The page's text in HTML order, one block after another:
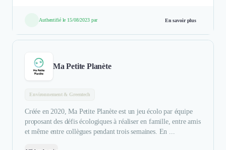
Authentifié le 15/08/2023 par En savoir plus
Ma Petite Planète
Environnement & Greentech
Créée en 2020, Ma Petite Planète est un jeu écolo par équipe
proposant des défis écologiques à réaliser en famille, entre amis
et même entre collègues pendant trois semaines. En ...